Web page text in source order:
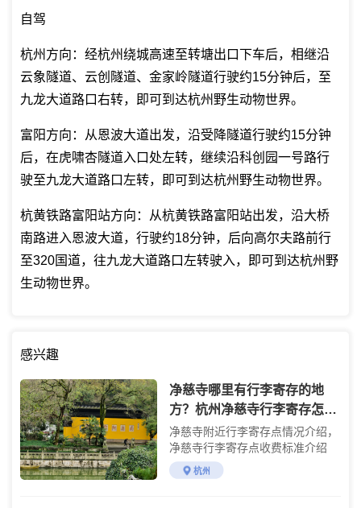
自驾
杭州方向：经杭州绕城高速至转塘出口下车后，相继沿
云象隧道、云创隧道、金家岭隧道行驶约15分钟后，至
九龙大道路口右转，即可到达杭州野生动物世界。
富阳方向：从恩波大道出发，沿受降隧道行驶约15分钟
后，在虎啸杏隧道入口处左转，继续沿科创园一号路行
驶至九龙大道路口左转，即可到达杭州野生动物世界。
杭黄铁路富阳站方向：从杭黄铁路富阳站出发，沿大桥
南路进入恩波大道，行驶约18分钟，后向高尔夫路前行
至320国道，往九龙大道路口左转驶入，即可到达杭州野
生动物世界。
感兴趣
净慈寺哪里有行李寄存的地
方？杭州净慈寺行李寄存怎么
收费？
净慈寺附近行李寄存点情况介绍，
净慈寺行李寄存点收费标准介绍
杭州